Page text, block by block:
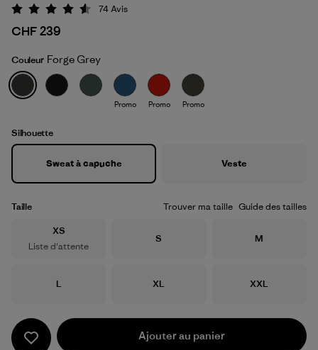
Forge Grey
Évaluation: 4.5 / 5
74Avis
CHF 239
Couleur Forge Grey
Promo Promo Promo
Silhouette
Sweat à capuche Veste
Taille Trouver ma taille Guide des tailles
Taille
XS
Liste d'attente
Taille
S Taille
M
Taille
L Taille
XL Taille
XXL
Ajouter au panier